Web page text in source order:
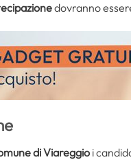
dovranno
di Viareggio i